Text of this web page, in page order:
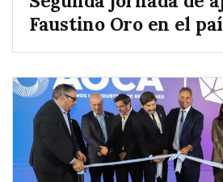
Faustino Oro en el